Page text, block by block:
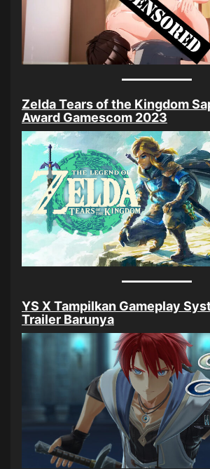
Zelda Tears of the Kingdom
Award Gamescom 2023
YS X Tampilkan Gameplay
Trailer Barunya